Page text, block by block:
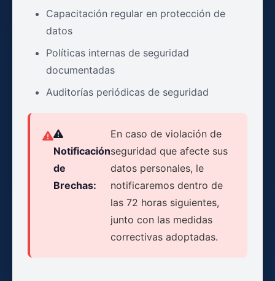
Capacitación regular en protección de
datos
Políticas internas de seguridad
documentadas
Auditorías periódicas de seguridad
Notificación
de
Brechas:
En caso de violación de
seguridad que afecte sus
datos personales, le
notificaremos dentro de
las 72 horas siguientes,
junto con las medidas
correctivas adoptadas.